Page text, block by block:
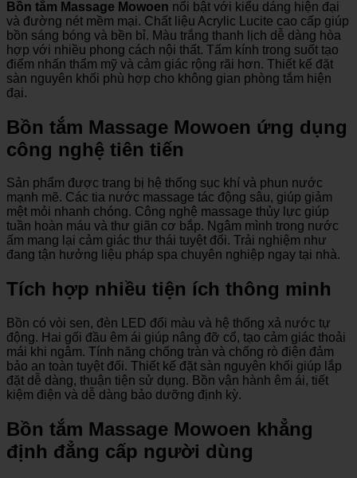
Bồn tắm Massage Mowoen nổi bật với kiểu dáng hiện đại
và đường nét mềm mại. Chất liệu Acrylic Lucite cao cấp giúp
bồn sáng bóng và bền bỉ. Màu trắng thanh lịch dễ dàng hòa
hợp với nhiều phong cách nội thất. Tấm kính trong suốt tạo
điểm nhấn thẩm mỹ và cảm giác rộng rãi hơn. Thiết kế đặt
sàn nguyên khối phù hợp cho không gian phòng tắm hiện
đại.
Bồn tắm Massage Mowoen ứng dụng
công nghệ tiên tiến
Sản phẩm được trang bị hệ thống sục khí và phun nước
mạnh mẽ. Các tia nước massage tác động sâu, giúp giảm
mệt mỏi nhanh chóng. Công nghệ massage thủy lực giúp
tuần hoàn máu và thư giãn cơ bắp. Ngâm mình trong nước
ấm mang lại cảm giác thư thái tuyệt đối. Trải nghiệm như
đang tận hưởng liệu pháp spa chuyên nghiệp ngay tại nhà.
Tích hợp nhiều tiện ích thông minh
Bồn có vòi sen, đèn LED đổi màu và hệ thống xả nước tự
động. Hai gối đầu êm ái giúp nâng đỡ cổ, tạo cảm giác thoải
mái khi ngâm. Tính năng chống tràn và chống rò điện đảm
bảo an toàn tuyệt đối. Thiết kế đặt sàn nguyên khối giúp lắp
đặt dễ dàng, thuận tiện sử dụng. Bồn vận hành êm ái, tiết
kiệm điện và dễ dàng bảo dưỡng định kỳ.
Bồn tắm Massage Mowoen khẳng
định đẳng cấp người dùng